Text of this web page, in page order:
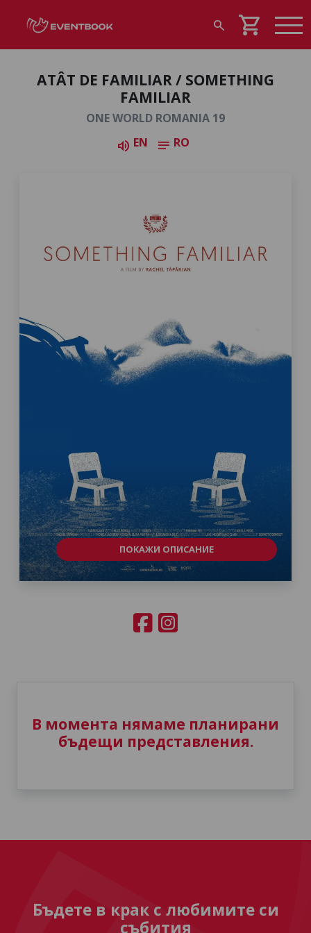
search shopping_cart
ATÂT DE FAMILIAR / SOMETHING
FAMILIAR
ONE WORLD ROMANIA 19
volume_up EN notes RO
ПОКАЖИ ОПИСАНИЕ
В момента нямаме планирани
бъдещи представления.
Бъдете в крак с любимите си
събития